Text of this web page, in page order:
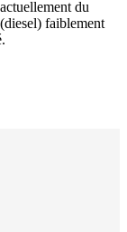
du
faiblement